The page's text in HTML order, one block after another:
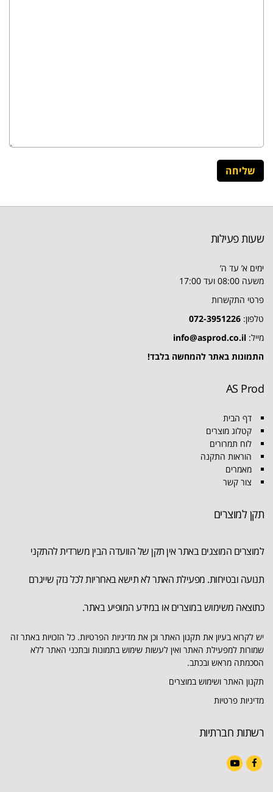
שעות פעילות
ימים א’ עד ה’
משעה 08:00 ועד 17:00
פרטי התקשרות
טלפון: 072-3951226
מייל: info@asprod.co.il
התמונות באתר להמחשה בלבד!
AS Prod
דף הבית
קטלוג מוצרים
לוח תמרורים
הוראות התקנה
מאמרים
צור קשר
תקן למוצרים
למוצרים המוצגים באתר אין תקן של הוועדה הבין משרדית להתקני
תנועה ובטיחות. מפעילת האתר לא תישא באחריות לכל נזק שייגרם
כתוצאה משימוש במוצרים או במידע המופיע באתר.
יש לקרוא בעיון את תקנון האתר וכן את מדיניות הפרטיות. כל הזכויות באתר זה
שמורות למפעילת האתר ואין לעשות שימוש בתמונות ובתכני האתר ללא
הסכמתה מראש ובכתב.
תקנון האתר ושימוש במוצרים
מדיניות פרטיות
רשתות חברתיות